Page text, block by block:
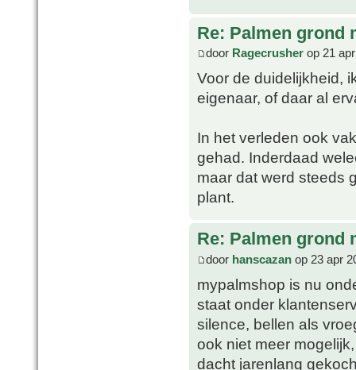
Re: Palmen grond
door Ragecrusher op 21
Voor de duidelijkheid,
eigenaar, of daar al
In het verleden ook
gehad. Inderdaad
maar dat werd steeds
plant.
Re: Palmen grond
door hanscazan op 23 apr
mypalmshop is nu
staat onder
silence, bellen als
ook niet meer
dacht jarenlang